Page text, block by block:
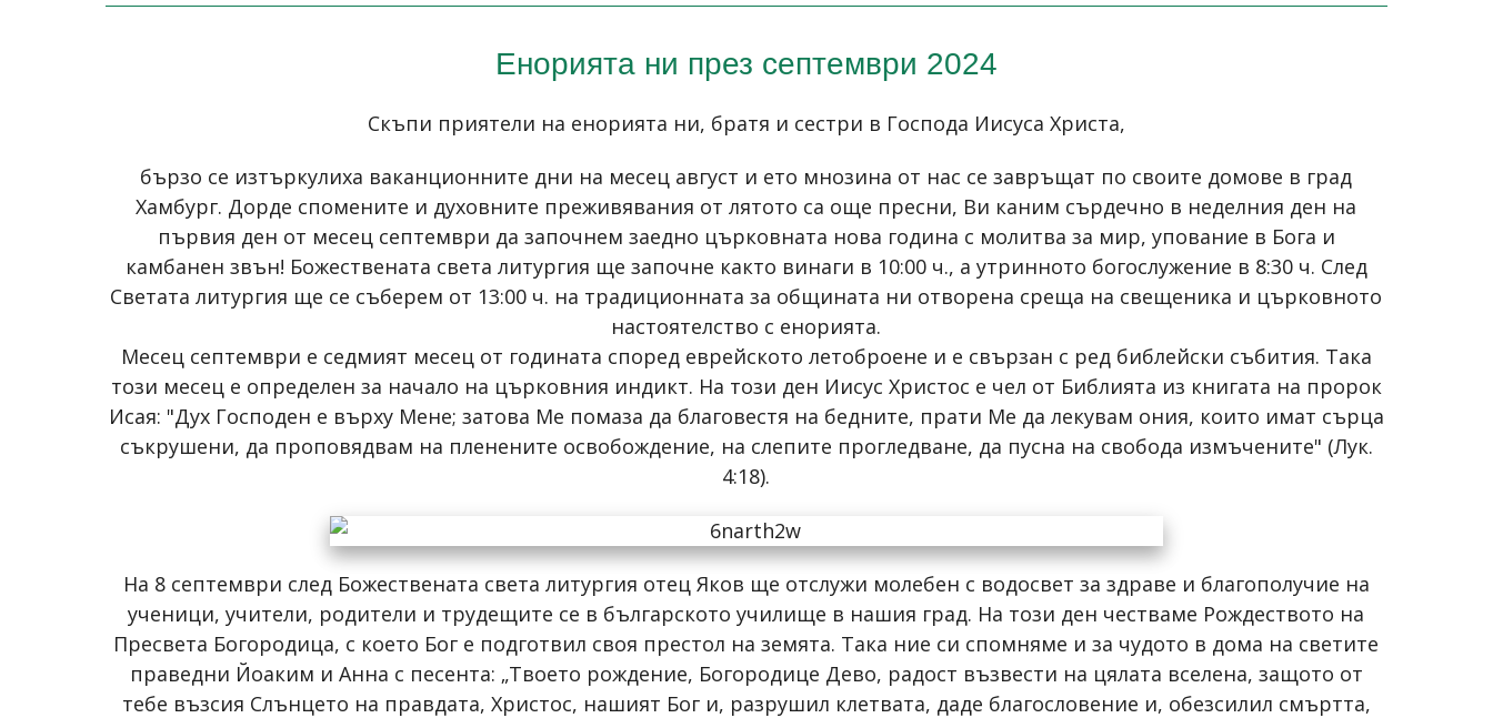
Енорията ни през септември 2024
Скъпи приятели на енорията ни, братя и сестри в Господа Иисуса Христа,
бързо се изтъркулиха ваканционните дни на месец август и ето мнозина от нас се завръщат по своите домове в град
Хамбург. Дорде спомените и духовните преживявания от лятото са още пресни, Ви каним сърдечно в неделния ден на
първия ден от месец септември да започнем заедно църковната нова година с молитва за мир, упование в Бога и
камбанен звън! Божествената света литургия ще започне както винаги в 10:00 ч., а утринното богослужение в 8:30 ч. След
Светата литургия ще се съберем от 13:00 ч. на традиционната за общината ни отворена среща на свещеника и църковното
настоятелство с енорията.
Месец септември е седмият месец от годината според еврейското летоброене и е свързан с ред библейски събития. Така
този месец е определен за начало на църковния индикт. На този ден Иисус Христос е чел от Библията из книгата на пророк
Исая: "Дух Господен е върху Мене; затова Ме помаза да благовестя на бедните, прати Ме да лекувам ония, които имат сърца
съкрушени, да проповядвам на пленените освобождение, на слепите прогледване, да пусна на свобода измъчените" (Лук.
4:18).
На 8 септември след Божествената света литургия отец Яков ще отслужи молебен с водосвет за здраве и благополучие на
ученици, учители, родители и трудещите се в българското училище в нашия град. На този ден честваме Рождеството на
Пресвета Богородица, с което Бог е подготвил своя престол на земята. Така ние си спомняме и за чудото в дома на светите
праведни Йоаким и Анна с песента: „Твоето рождение, Богородице Дево, радост възвести на цялата вселена, защото от
тебе възсия Слънцето на правдата, Христос, нашият Бог и, разрушил клетвата, даде благословение и, обезсилил смъртта,